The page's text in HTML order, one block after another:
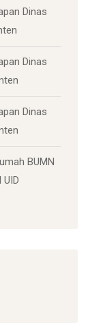
Dinas
Dinas
Dinas
BUMN